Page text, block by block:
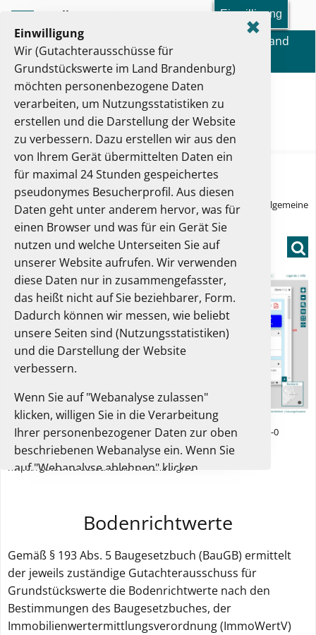
Einwilligung
Einwilligung
Wir (Gutachterausschüsse für
Grundstückswerte im Land Brandenburg)
möchten personenbezogene Daten
verarbeiten, um Nutzungsstatistiken zu
erstellen und die Darstellung der Website
zu verbessern. Dazu erstellen wir aus den
von Ihrem Gerät übermittelten Daten ein
für maximal 24 Stunden gespeichertes
pseudonymes Besucherprofil. Aus diesen
Daten geht unter anderem hervor, was für
einen Browser und was für ein Gerät Sie
nutzen und welche Unterseiten Sie auf
unserer Website aufrufen. Wir verwenden
diese Daten nur in zusammengefasster,
das heißt nicht auf Sie beziehbarer, Form.
Dadurch können wir messen, wie beliebt
unsere Seiten sind (Nutzungsstatistiken)
und die Darstellung der Website
verbessern.
Wenn Sie auf "Webanalyse zulassen"
klicken, willigen Sie in die Verarbeitung
Ihrer personenbezogener Daten zur oben
beschriebenen Webanalyse ein. Wenn Sie
auf "Webanalyse ablehnen" klicken,
Sie können Ihre Einwilligung jederzeit in
diesem Einwilligungsbanner oder der
Datenschutzerklärung widerrufen. Dort
finden Sie auch weitere Informationen zur
Webanalyse.
✖
Unsere Datenschutzerklärung.
Toolbar-Menü
Gutachterausschüsse für Grundstückswerte im Land
Brandenburg
Hauptmenü
Sie sind hier: Startseite Bodenrichtwerte
Allgemeine
Bodenrichtwerte
© Gutachterausschüsse für Grundstückswerte 2025, dl-de/by-2-0
(www.govdata.de/dl-de/by-2-0),
https://gutachterausschuss.brandenburg.de
Bodenrichtwerte
Gemäß § 193 Abs. 5 Baugesetzbuch (BauGB) ermittelt
der jeweils zuständige Gutachterausschuss für
Grundstückswerte die Bodenrichtwerte nach den
Bestimmungen des Baugesetzbuches, der
Immobilienwertermittlungsverordnung (ImmoWertV)